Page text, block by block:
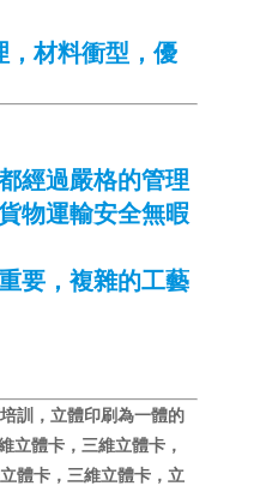
，材料衝型，優
經過嚴格的管理
物運輸安全無暇
要，複雜的工藝
訓，立體印刷為一體的
立體卡，三維立體卡，
體卡，三維立體卡，立